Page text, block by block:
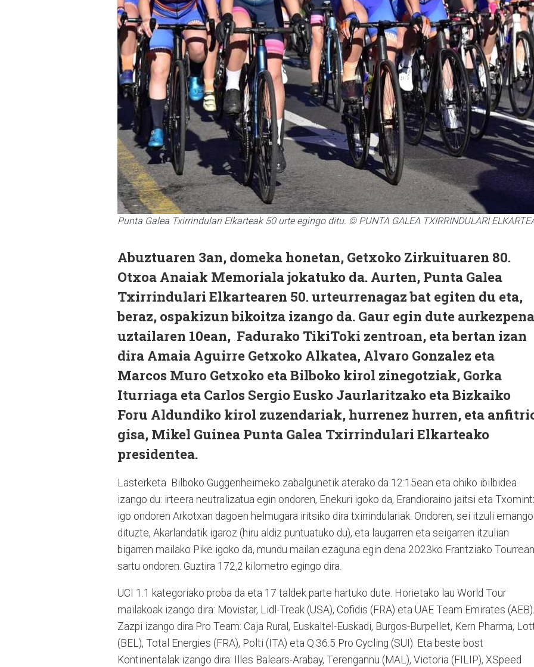
Punta Galea Txirrindulari Elkarteak 50 urte egingo ditu. © PUNTA GALEA TXIRRINDULARI
Abuztuaren 3an, domeka honetan, Getxoko Zirkuituaren 80.
Otxoa Anaiak Memoriala jokatuko da. Aurten, Punta Galea
Txirrindulari Elkartearen 50. urteurrenagaz bat egiten du eta,
beraz, ospakizun bikoitza izango da. Gaur egin dute
uztailaren 10ean, Fadurako TikiToki zentroan, eta bertan izan
dira Amaia Aguirre Getxoko Alkatea, Alvaro Gonzalez eta
Marcos Muro Getxoko eta Bilboko kirol zinegotziak, Gorka
Iturriaga eta Carlos Sergio Eusko Jaurlaritzako eta Bizkaiko
Foru Aldundiko kirol zuzendariak, hurrenez hurren, eta
gisa, Mikel Guinea Punta Galea Txirrindulari Elkarteako
presidentea.
Lasterketa Bilboko Guggenheimeko zabalgunetik aterako da 12:15ean eta ohiko ibilbidea
izango du: irteera neutralizatua egin ondoren, Enekuri igoko da, Erandioraino jaitsi eta
igo ondoren Arkotxan dagoen helmugara iritsiko dira txirrindulariak. Ondoren, sei itzuli emango
dituzte, Akarlandatik igaroz (hiru aldiz puntuatuko du), eta laugarren eta seigarren itzulian
bigarren mailako Pike igoko da, mundu mailan ezaguna egin dena 2023ko Frantziako Tourrean
sartu ondoren. Guztira 172,2 kilometro egingo dira.
UCI 1.1 kategoriako proba da eta 17 taldek parte hartuko dute. Horietako lau World Tour
mailakoak izango dira: Movistar, Lidl-Treak (USA), Cofidis (FRA) eta UAE Team Emirates (AEB).
Zazpi izango dira Pro Team: Caja Rural, Euskaltel-Euskadi, Burgos-Burpellet, Kern Pharma,
(BEL), Total Energies (FRA), Polti (ITA) eta Q.36.5 Pro Cycling (SUI). Eta beste bost
Kontinentalak izango dira: Illes Balears-Arabay, Terengannu (MAL), Victoria (FILIP), XSpeed